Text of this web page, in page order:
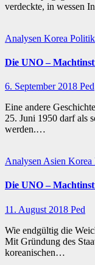
verdeckte, in wessen
Analysen Korea
Die UNO –
6. September 2018 Ped
Eine andere
25. Juni 1950 darf als
werden.…
Analysen Asien Korea
Die UNO –
11. August 2018 Ped
Wie endgültig die
Mit Gründung des
koreanischen…